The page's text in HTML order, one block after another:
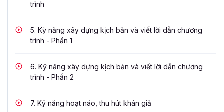
trình
5. Kỹ năng xây dựng kịch bản và viết lời dẫn chương
trình - Phần 1
6. Kỹ năng xây dựng kịch bản và viết lời dẫn chương
trình - Phần 2
7. Kỹ năng hoạt náo, thu hút khán giả